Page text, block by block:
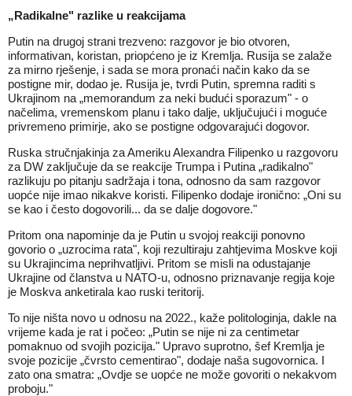
„Radikalne" razlike u reakcijama
Putin na drugoj strani trezveno: razgovor je bio otvoren,
informativan, koristan, priopćeno je iz Kremlja. Rusija se zalaže
za mirno rješenje, i sada se mora pronaći način kako da se
postigne mir, dodao je. Rusija je, tvrdi Putin, spremna raditi s
Ukrajinom na „memorandum za neki budući sporazum" - o
načelima, vremenskom planu i tako dalje, uključujući i moguće
privremeno primirje, ako se postigne odgovarajući dogovor.
Ruska stručnjakinja za Ameriku Alexandra Filipenko u razgovoru
za DW zaključuje da se reakcije Trumpa i Putina „radikalno"
razlikuju po pitanju sadržaja i tona, odnosno da sam razgovor
uopće nije imao nikakve koristi. Filipenko dodaje ironično: „Oni su
se kao i često dogovorili... da se dalje dogovore."
Pritom ona napominje da je Putin u svojoj reakciji ponovno
govorio o „uzrocima rata", koji rezultiraju zahtjevima Moskve koji
su Ukrajincima neprihvatljivi. Pritom se misli na odustajanje
Ukrajine od članstva u NATO-u, odnosno priznavanje regija koje
je Moskva anketirala kao ruski teritorij.
To nije ništa novo u odnosu na 2022., kaže politologinja, dakle na
vrijeme kada je rat i počeo: „Putin se nije ni za centimetar
pomaknuo od svojih pozicija." Upravo suprotno, šef Kremlja je
svoje pozicije „čvrsto cementirao", dodaje naša sugovornica. I
zato ona smatra: „Ovdje se uopće ne može govoriti o nekakvom
proboju."